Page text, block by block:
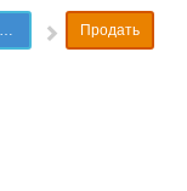
Продать